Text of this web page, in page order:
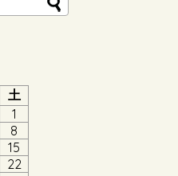
土
1
8
15
22